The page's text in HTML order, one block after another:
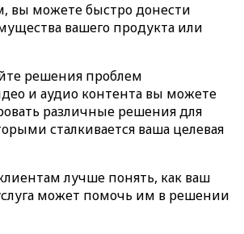
вы можете быстро донести
вашего продукта или
решения проблем
и аудио контента вы можете
различные решения для
сталкивается ваша целевая
лучше понять, как ваш
может помочь им в решении